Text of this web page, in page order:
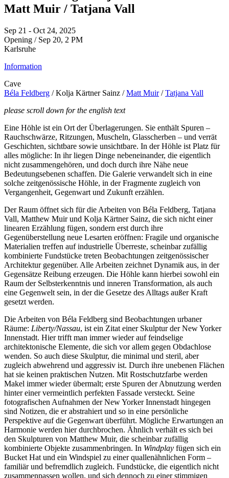
Matt Muir / Tatjana Vall
Sep 21 - Oct 24, 2025
Opening / Sep 20, 2 PM
Karlsruhe
Information
Cave
Béla Feldberg / Kolja Kärtner Sainz /Matt Muir/Tatjana Vall
please scroll down for the english text
Eine Höhle ist ein Ort der Überlagerungen. Sie enthält Spuren –
Rauchschwärze, Ritzungen, Muscheln, Glasscherben – und verrät
Geschichten, sichtbare sowie unsichtbare. In der Höhle ist Platz für
alles mögliche: In ihr liegen Dinge nebeneinander, die eigentlich
nicht zusammengehören, und doch durch ihre Nähe neue
Bedeutungsebenen schaffen. Die Galerie verwandelt sich in eine
solche zeitgenössische Höhle, in der Fragmente zugleich von
Vergangenheit, Gegenwart und Zukunft erzählen.
Der Raum öffnet sich für die Arbeiten von Béla Feldberg, Tatjana
Vall, Matthew Muir und Kolja Kärtner Sainz, die sich nicht einer
linearen Erzählung fügen, sondern erst durch ihre
Gegenüberstellung neue Lesarten eröffnen: Fragile und organische
Materialien treffen auf industrielle Überreste, scheinbar zufällig
kombinierte Fundstücke treten Beobachtungen zeitgenössischer
Architektur gegenüber. Alle Arbeiten zeichnet Dynamik aus, in der
Gegensätze Reibung erzeugen. Die Höhle kann hierbei sowohl ein
Raum der Selbsterkenntnis und inneren Transformation, als auch
eine Gegenwelt sein, in der die Gesetze des Alltags außer Kraft
gesetzt werden.
Die Arbeiten von Béla Feldberg sind Beobachtungen urbaner
Räume: Liberty/Nassau, ist ein Zitat einer Skulptur der New Yorker
Innenstadt. Hier trifft man immer wieder auf feindselige
architektonische Elemente, die sich vor allem gegen Obdachlose
wenden. So auch diese Skulptur, die minimal und steril, aber
zugleich abwehrend und aggressiv ist. Durch ihre unebenen Flächen
hat sie keinen praktischen Nutzen. Mit Rostschutzfarbe werden
Makel immer wieder übermalt; erste Spuren der Abnutzung werden
hinter einer vermeintlich perfekten Fassade versteckt. Seine
fotografischen Aufnahmen der New Yorker Innenstadt hingegen
sind Notizen, die er abstrahiert und so in eine persönliche
Perspektive auf die Gegenwart überführt. Mögliche Erwartungen an
Harmonie werden hier durchbrochen. Ähnlich verhält es sich bei
den Skulpturen von Matthew Muir, die scheinbar zufällig
kombinierte Objekte zusammenbringen. In Windplay fügen sich ein
Bucket Hat und ein Windspiel zu einer quallenähnlichen Form –
familiär und befremdlich zugleich. Fundstücke, die eigentlich nicht
zusammenpassen wollen, und sich dennoch zu einer stimmigen